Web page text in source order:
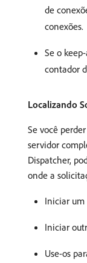
de
conexões.
Se o
contador
Localizando
Se você
servidor
Dispatcher,
onde a
Iniciar um
Iniciar
Use-os